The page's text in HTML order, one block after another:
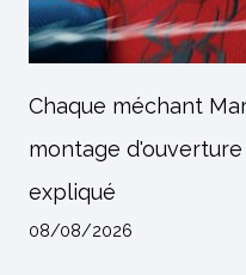
Chaque méchant
montage
expliqué
08/08/2026